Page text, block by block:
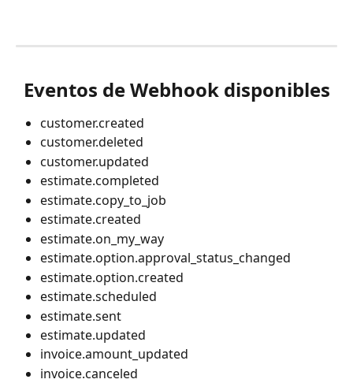
Eventos de Webhook disponibles
customer.created
customer.deleted
customer.updated
estimate.completed
estimate.copy_to_job
estimate.created
estimate.on_my_way
estimate.option.approval_status_changed
estimate.option.created
estimate.scheduled
estimate.sent
estimate.updated
invoice.amount_updated
invoice.canceled